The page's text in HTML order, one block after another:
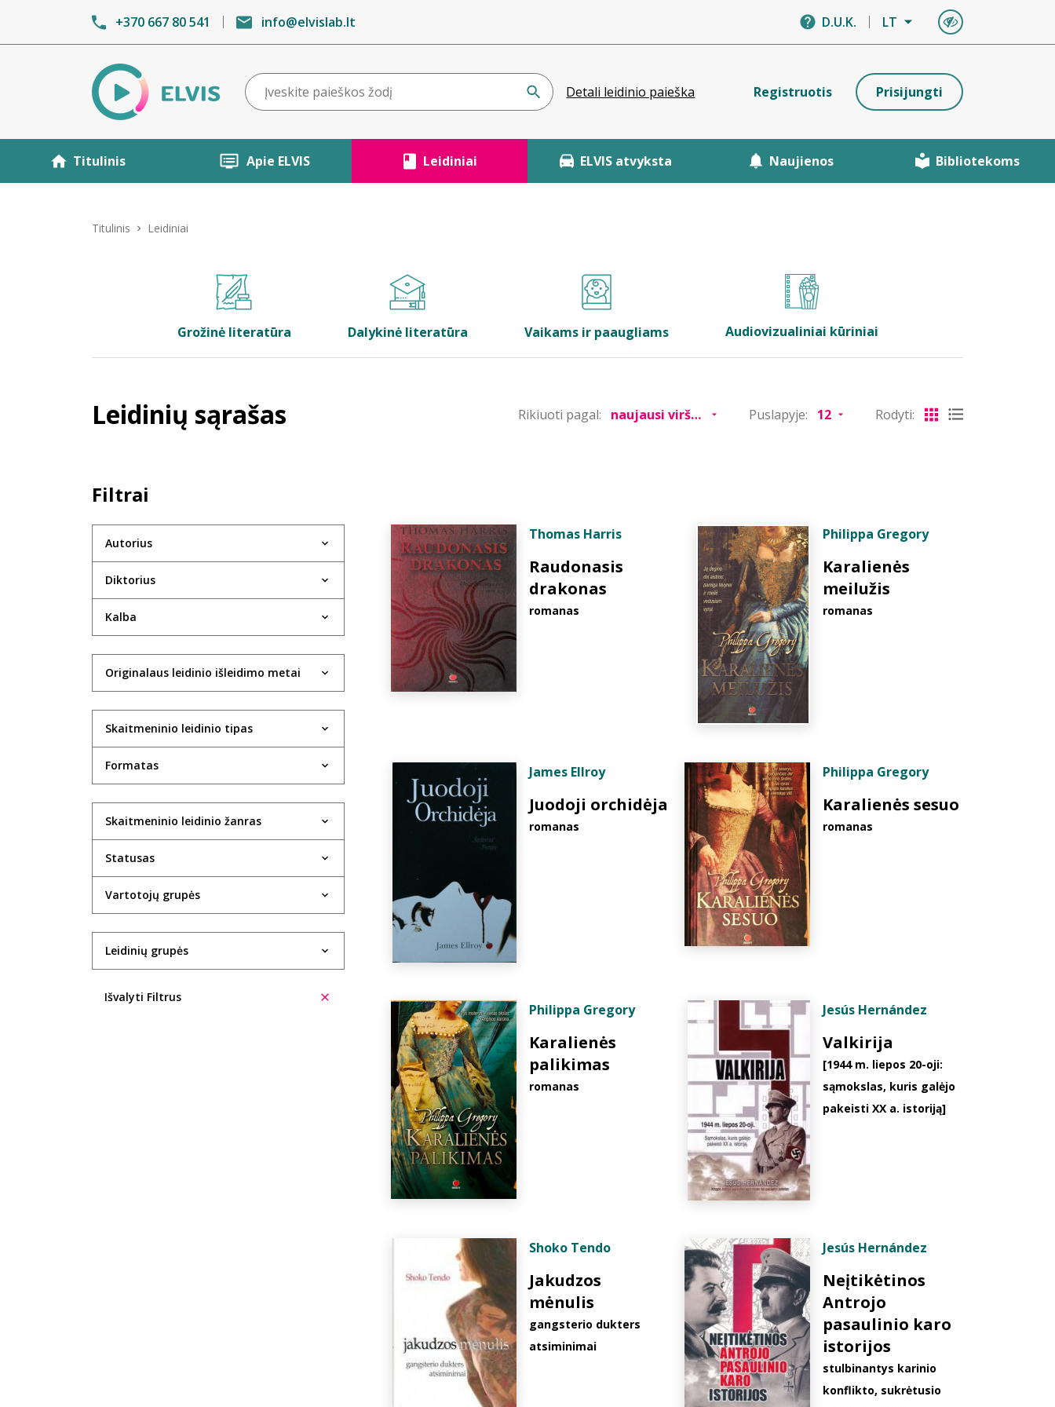
+370 667 80 541 info@elvislab.lt D.U.K. LT
Detali leidinio paieška Registruotis Prisijungti
Titulinis Apie ELVIS Leidiniai ELVIS atvyksta Naujienos Bibliotekoms
Titulinis Leidiniai
Grožinė literatūra Dalykinė literatūra Vaikams ir paaugliams Audiovizualiniai kūriniai
Leidinių sąrašas Rikiuoti pagal: Puslapyje: Rodyti:
Filtrai
Autorius
Diktorius
Kalba
Originalaus leidinio išleidimo metai
Skaitmeninio leidinio tipas
Formatas
Skaitmeninio leidinio žanras
Statusas
Vartotojų grupės
Leidinių grupės
Išvalyti Filtrus
Thomas Harris
Raudonasis
drakonas
romanas
Philippa Gregory
Karalienės
meilužis
romanas
James Ellroy
Juodoji orchidėja
romanas
Philippa Gregory
Karalienės sesuo
romanas
Philippa Gregory
Karalienės
palikimas
romanas
Jesús Hernández
Valkirija
[1944 m. liepos 20-oji:
sąmokslas, kuris galėjo
pakeisti XX a. istoriją]
Shoko Tendo
Jakudzos
mėnulis
gangsterio dukters
atsiminimai
Jesús Hernández
Neįtikėtinos
Antrojo
pasaulinio karo
istorijos
stulbinantys karinio
konflikto, sukrėtusio